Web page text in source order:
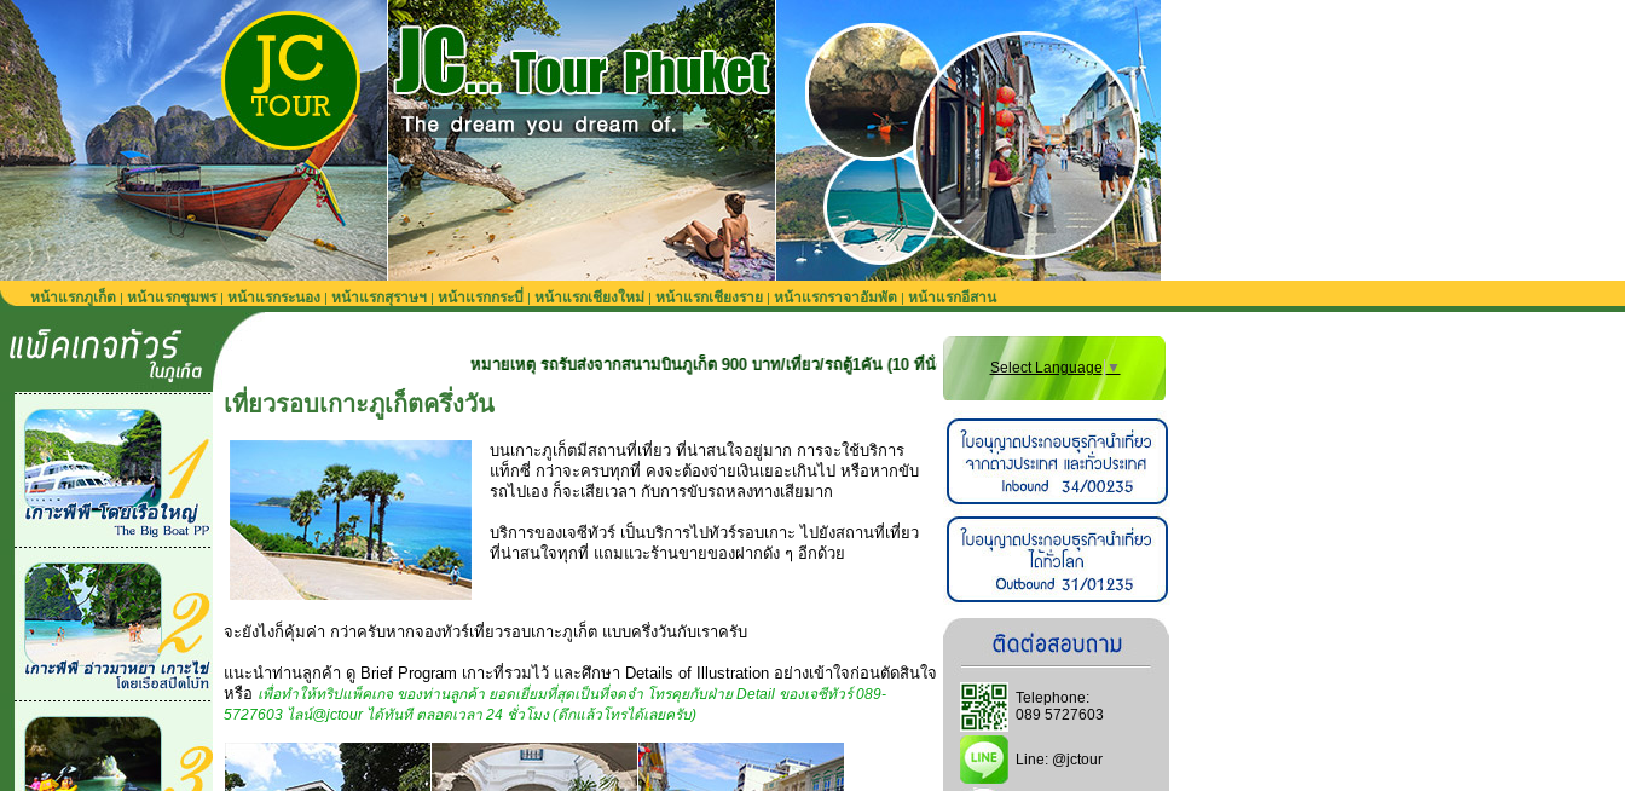
หน้าแรกภูเก็ต | หน้าแรกชุมพร| หน้าแรกระนอง | หน้าแรกสุราษฯ | หน้าแรกกระบี่ | หน้าแรกเชียงใหม่ | หน้าแรกเชียงราย | หน้าแรกราจาอัมพัต | หน้าแรกอีสาน
หมายเหตุ รถรับส่งจากสนามบินภูเก็ต 900 บาท/เที่ยว/รถตู้1คัน (10 ที่นั่ง) **สำหรับลูกค้าจองทริปที่ยังไม่รวมรถรับส่งจากสนามบิน**
เที่ยวรอบเกาะภูเก็ตครึ่งวัน
บนเกาะภูเก็ตมีสถานที่เที่ยว ที่น่าสนใจอยู่มาก การจะใช้บริการ
แท็กซี่ กว่าจะครบทุกที่ คงจะต้องจ่ายเงินเยอะเกินไป หรือหากขับ
รถไปเอง ก็จะเสียเวลา กับการขับรถหลงทางเสียมาก
บริการของเจซีทัวร์ เป็นบริการไปทัวร์รอบเกาะ ไปยังสถานที่เที่ยว
ที่น่าสนใจทุกที่ แถมแวะร้านขายของฝากดัง ๆ อีกด้วย
จะยังไงก็คุ้มค่า กว่าครับหากจองทัวร์เที่ยวรอบเกาะภูเก็ต แบบครึ่งวันกับเราครับ
แนะนำท่านลูกค้า ดู Brief Program เกาะที่รวมไว้ และศึกษา Details of Illustration อย่างเข้าใจก่อนตัดสินใจ
หรือ เพื่อทำให้ทริปแพ็คเกจ ของท่านลูกค้า ยอดเยี่ยมที่สุดเป็นที่จดจำ โทรคุยกับฝ่าย Detail ของเจซีทัวร์ 089-
5727603 ไลน์@jctour ได้ทันที ตลอดเวลา 24 ชั่วโมง (ดึกแล้วโทรได้เลยครับ)
Select Language ▼
Telephone:
089 5727603
Line: @jctour